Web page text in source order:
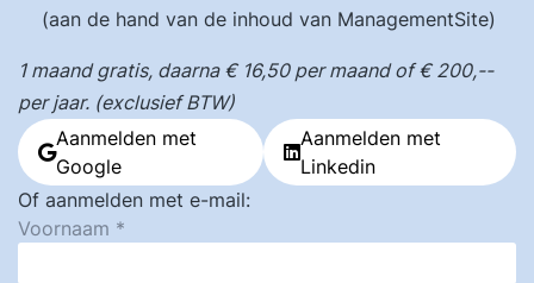
(aan de hand van de inhoud van ManagementSite)
1 maand gratis, daarna € 16,50 per maand of € 200,--
per jaar. (exclusief BTW)
Aanmelden met
Google
Aanmelden met
Linkedin
Of aanmelden met e-mail:
Voornaam